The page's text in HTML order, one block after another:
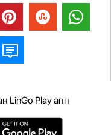
LinGo Play апп